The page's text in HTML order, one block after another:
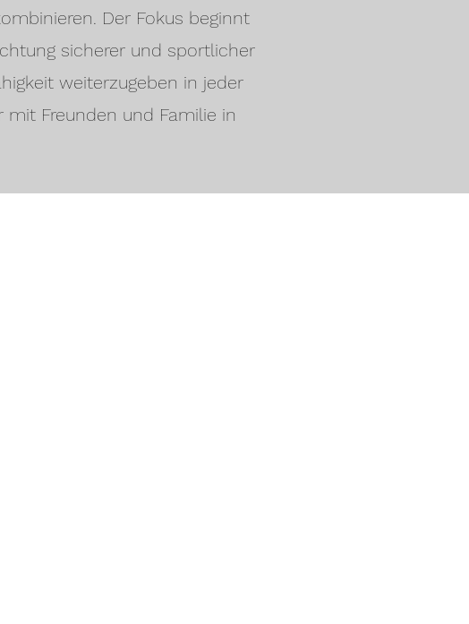
Der Fokus beginnt
sicherer und sportlicher
weiterzugeben in jeder
mit Freunden und Familie in